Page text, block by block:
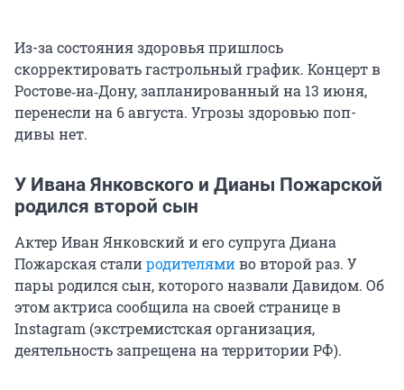
Из-за состояния здоровья пришлось
скорректировать гастрольный график. Концерт в
Ростове‑на‑Дону, запланированный на 13 июня,
перенесли на 6 августа. Угрозы здоровью поп-
дивы нет.
У Ивана Янковского и Дианы Пожарской
родился второй сын
Актер Иван Янковский и его супруга Диана
Пожарская сталиродителямиво второй раз. У
пары родился сын, которого назвали Давидом. Об
этом актриса сообщила на своей странице в
Instagram (экстремистская организация,
деятельность запрещена на территории РФ).